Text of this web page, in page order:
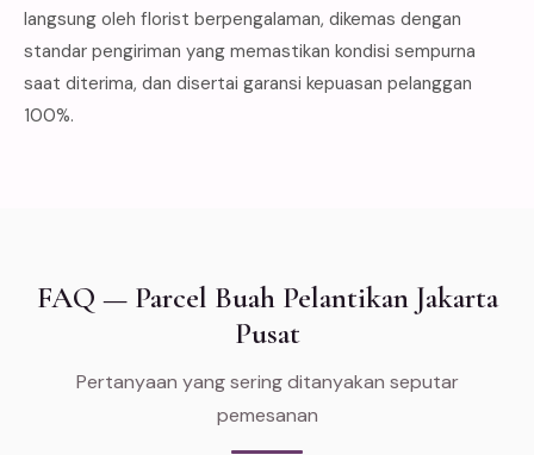
langsung oleh florist berpengalaman, dikemas dengan
standar pengiriman yang memastikan kondisi sempurna
saat diterima, dan disertai garansi kepuasan pelanggan
100%.
FAQ — Parcel Buah Pelantikan Jakarta
Pusat
Pertanyaan yang sering ditanyakan seputar
pemesanan